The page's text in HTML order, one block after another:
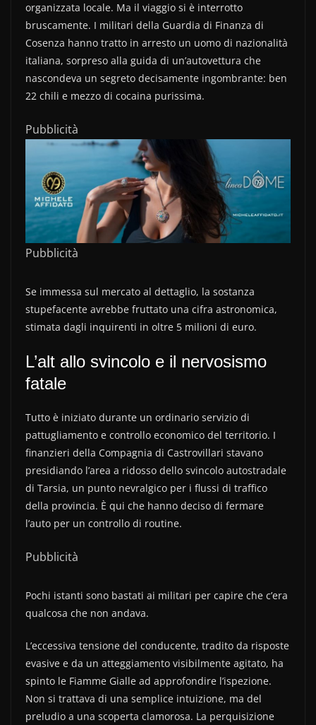
organizzata locale. Ma il viaggio si è interrotto
bruscamente. I militari della Guardia di Finanza di
Cosenza hanno tratto in arresto un uomo di nazionalità
italiana, sorpreso alla guida di un’autovettura che
nascondeva un segreto decisamente ingombrante: ben
22 chili e mezzo di cocaina purissima.
Pubblicità
Pubblicità
Se immessa sul mercato al dettaglio, la sostanza
stupefacente avrebbe fruttato una cifra astronomica,
stimata dagli inquirenti in oltre 5 milioni di euro.
L’alt allo svincolo e il nervosismo
fatale
Tutto è iniziato durante un ordinario servizio di
pattugliamento e controllo economico del territorio. I
finanzieri della Compagnia di Castrovillari stavano
presidiando l’area a ridosso dello svincolo autostradale
di Tarsia, un punto nevralgico per i flussi di traffico
della provincia. È qui che hanno deciso di fermare
l’auto per un controllo di routine.
Pubblicità
Pochi istanti sono bastati ai militari per capire che c’era
qualcosa che non andava.
L’eccessiva tensione del conducente, tradito da risposte
evasive e da un atteggiamento visibilmente agitato, ha
spinto le Fiamme Gialle ad approfondire l’ispezione.
Non si trattava di una semplice intuizione, ma del
preludio a una scoperta clamorosa. La perquisizione